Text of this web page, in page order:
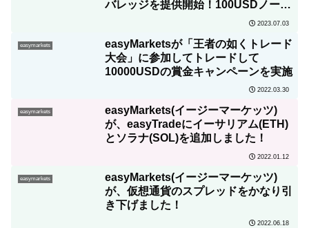
バレッジを提供開始！100USDノーリ
2023.07.03
easymarkets
easyMarketsが「王者の如くトレード
大会」に参加してトレードして
10000USDの賞金キャンペーンを実施
2022.03.30
easymarkets
easyMarkets(イージーマーケッツ)
が、easyTradeにイーサリアム(ETH)
とソラナ(SOL)を追加しました！
2022.01.12
easymarkets
easyMarkets(イージーマーケッツ)
が、仮想通貨のスプレッドをかなり引
き下げました！
2022.06.18